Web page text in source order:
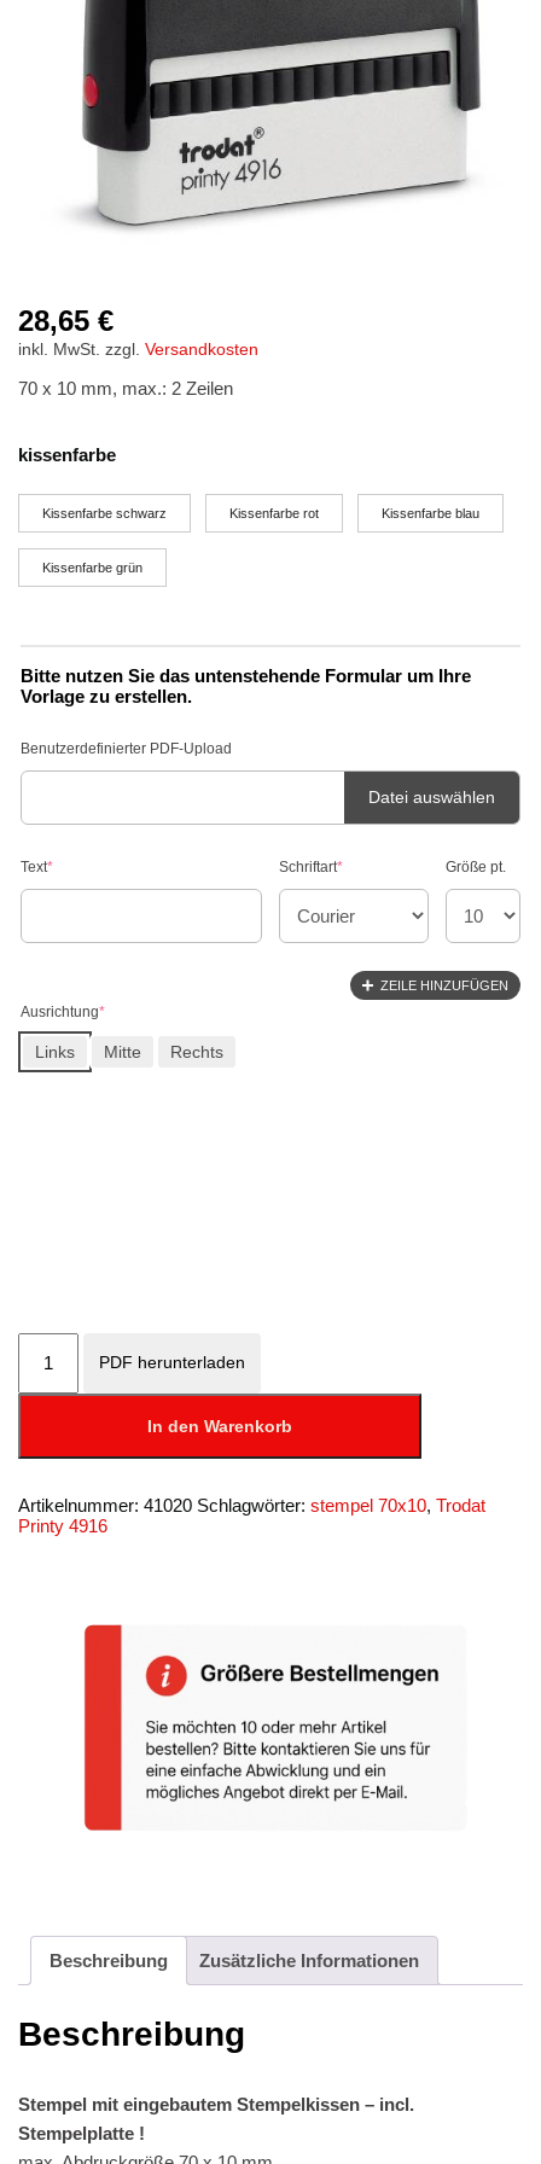
28,65 €
inkl. MwSt. zzgl. Versandkosten
70 x 10 mm, max.: 2 Zeilen
kissenfarbe
Kissenfarbe schwarz Kissenfarbe rot Kissenfarbe blau
Kissenfarbe grün
Bitte nutzen Sie das untenstehende Formular um Ihre
Vorlage zu erstellen.
Benutzerdefinierter PDF-Upload
Datei auswählen
Text* Schriftart* Größe pt.
ZEILE HINZUFÜGEN
Ausrichtung*
Links Mitte Rechts
PDF herunterladen
4916
70
10
mm
In den Warenkorb
Artikelnummer: 41020 Schlagwörter: stempel 70x10, Trodat
Printy 4916
Beschreibung Zusätzliche Informationen
Beschreibung
Stempel mit eingebautem Stempelkissen – incl.
Stempelplatte !
Stempelfarben
Stempelkissen